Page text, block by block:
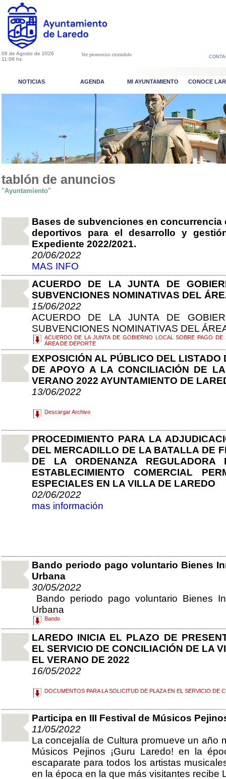
08 de Agosto de 2026
11:08 hs
Ver pronostico extendido
NOTICIAS AGENDA MI AYUNTAMIENTO CONOCE
tablón de anuncios
"Ayuntamiento"
Bases de subvenciones en
deportivos para el desarrollo y
Expediente 2022/2021.
20/06/2022
MAS INFO
ACUERDO DE LA JUNTA DE
SUBVENCIONES NOMINATIVAS DEL
15/06/2022
ACUERDO DE LA JUNTA DE
SUBVENCIONES NOMINATIVAS DEL
ACUERDO DE LA JUNTA DE GOBIERNO LOCAL SOBRE PAGO DE
ÁREA DE DEPORTE
EXPOSICIÓN AL PÚBLICO DEL
DE APOYO A LA CONCILIACIÓN DE
VERANO 2022 AYUNTAMIENTO DE
13/06/2022
Descargar Archivo
PROCEDIMIENTO PARA LA
DEL MERCADILLO DE LA BATALLA DE
DE LA ORDENANZA
ESTABLECIMIENTO COMERCIAL
ESPECIALES EN LA VILLA DE LAREDO
02/06/2022
mas información
Bando periodo pago voluntario Bienes
Urbana
30/05/2022
Bando periodo pago voluntario Bienes
Urbana
Bando
LAREDO INICIA EL PLAZO DE
EL SERVICIO DE CONCILIACIÓN DE LA
EL VERANO DE 2022
16/05/2022
DOCUMENTOS PARA LA SOLICITUD DE PLAZA EN EL SERVICIO DE
Participa en III Festival de Músicos
11/05/2022
La concejalía de Cultura promueve un año
Músicos Pejinos ¡Guru Laredo! en la
escaparate para todos los artistas
en la época en la que más visitantes recibe